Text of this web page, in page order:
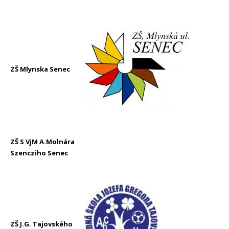
ZŠ Mlynska Senec
ZŠ S VjM A.Molnára
Szencziho Senec
ZŠ J.G. Tajovského